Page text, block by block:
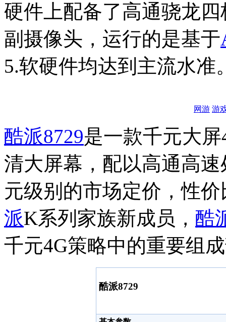
硬件上配备了高通骁龙
副摄像头，运行的是基于
5.软硬件均达到主流水准
网游 游
酷派8729是一款千元大屏
清大屏幕，配以高通高
元级别的市场定价，性
派K系列家族新成员， 酷
千元4G策略中的重要组
酷派8729